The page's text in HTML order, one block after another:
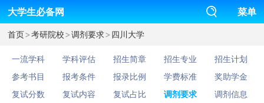
大学生必备网 菜单
首页>考研院校>调剂要求>四川大学
一流学科 学科评估 招生简章 招生专业
招生计划
参考书目
报考条件 报录比例 学费标准
奖助学金
复试分数
复试内容 复试占比 调剂要求 调剂信息